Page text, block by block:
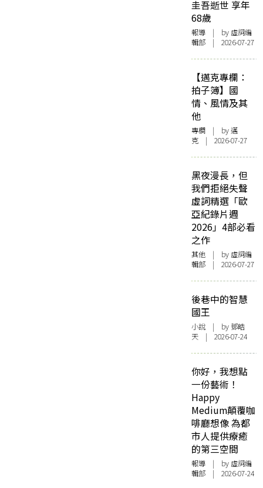
圭吾逝世 享年
68歲
報導 | by 虛詞編
輯部 | 2026-07-27
【邁克專欄：
拍子簿】國
情、風情及其
他
專欄 | by邁
克 | 2026-07-27
黑夜漫長，但
我們拒絕失聲
虛詞精選「歐
亞紀錄片週
2026」4部必看
之作
其他 | by 虛詞編
輯部 | 2026-07-27
後巷中的智慧
國王
小說 | by 鄧皓
天 | 2026-07-24
你好，我想點
一份藝術！
Happy
Medium顛覆咖
啡廳想像 為都
市人提供療癒
的第三空間
報導 | by 虛詞編
輯部 | 2026-07-24